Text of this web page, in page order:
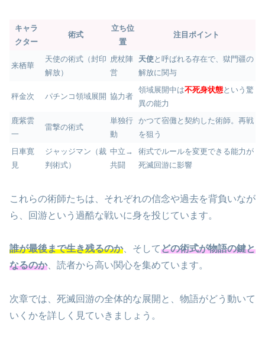
キャラ
クター
術式
立ち位
置
注目ポイント
来栖華
天使の術式（封印
解放）
虎杖陣
営
天使と呼ばれる存在で、獄門疆の
解放に関与
秤金次 パチンコ領域展開 協力者
領域展開中は不死身状態という驚
異の能力
鹿紫雲
一
雷撃の術式
単独行
動
かつて宿儺と契約した術師。再戦
を狙う
日車寛
見
ジャッジマン（裁
判術式）
中立→
共闘
術式でルールを変更できる能力が
死滅回游に影響
これらの術師たちは、それぞれの信念や過去を背負いなが
ら、回游という過酷な戦いに身を投じています。
誰が最後まで生き残るのか、そしてどの術式が物語の鍵と
なるのか、読者から高い関心を集めています。
次章では、死滅回游の全体的な展開と、物語がどう動いて
いくかを詳しく見ていきましょう。